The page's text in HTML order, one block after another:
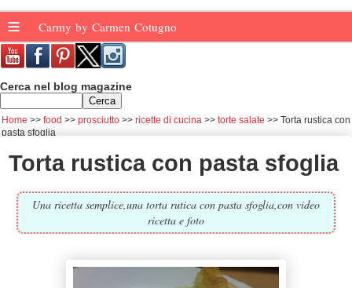
≡ Carmy by Carmen Cotugno
Cerca nel blog magazine
Home food prosciutto ricette di cucina torte salate
Torta rustica con
pasta sfoglia
Torta rustica con pasta sfoglia
Una ricetta semplice,una torta rutica con pasta sfoglia,con video
ricetta e foto